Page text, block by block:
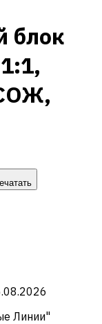
блок
Линии"